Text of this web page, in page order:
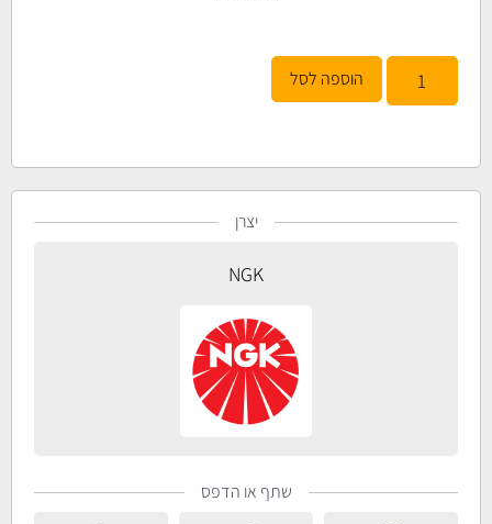
הוספה לסל
יצרן
NGK
שתף או הדפס